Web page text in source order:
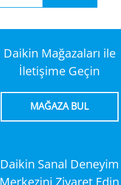
Daikin Mağazaları ile
İletişime Geçin
MAĞAZA BUL
Daikin Sanal Deneyim
Merkezini Ziyaret Edin